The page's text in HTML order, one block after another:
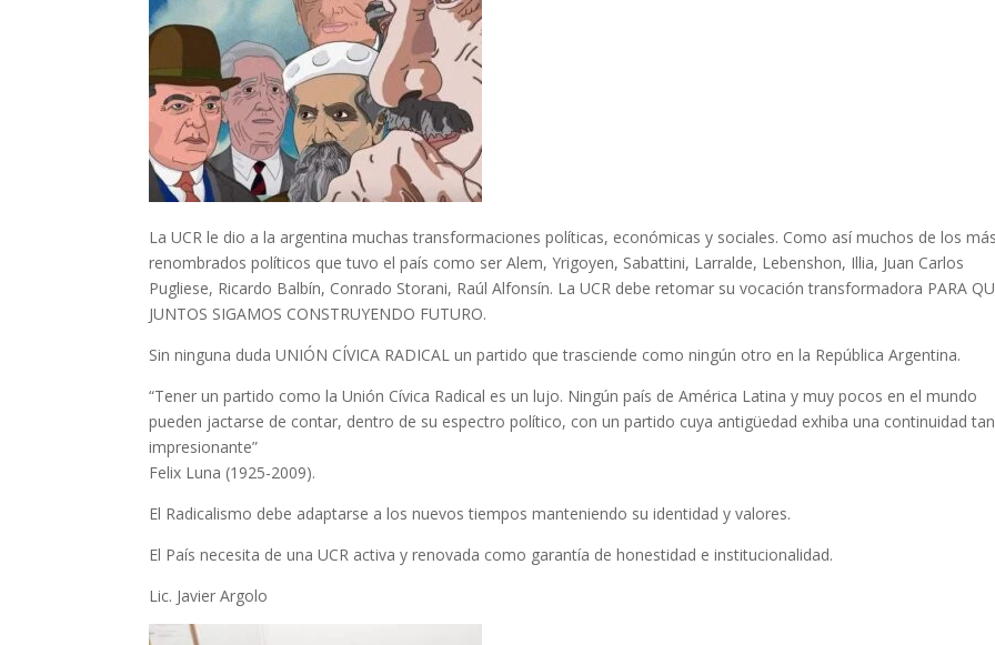
La UCR le dio a la argentina muchas transformaciones políticas, económicas y sociales. Como así muchos de los más
renombrados políticos que tuvo el país como ser Alem, Yrigoyen, Sabattini, Larralde, Lebenshon, Illia, Juan Carlos
Pugliese, Ricardo Balbín, Conrado Storani, Raúl Alfonsín. La UCR debe retomar su vocación transformadora PARA
JUNTOS SIGAMOS CONSTRUYENDO FUTURO.
Sin ninguna duda UNIÓN CÍVICA RADICAL un partido que trasciende como ningún otro en la República Argentina.
“Tener un partido como la Unión Cívica Radical es un lujo. Ningún país de América Latina y muy pocos en el mundo
pueden jactarse de contar, dentro de su espectro político, con un partido cuya antigüedad exhiba una continuidad tan
impresionante”
Felix Luna (1925-2009).
El Radicalismo debe adaptarse a los nuevos tiempos manteniendo su identidad y valores.
El País necesita de una UCR activa y renovada como garantía de honestidad e institucionalidad.
Lic. Javier Argolo